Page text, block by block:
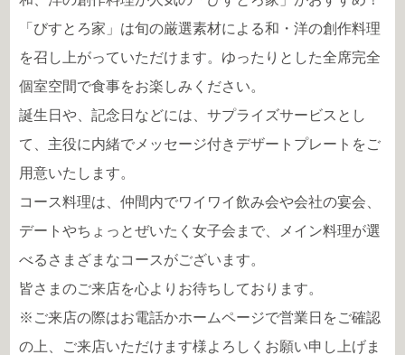
「びすとろ家」は旬の厳選素材による和・洋の創作料理
を召し上がっていただけます。ゆったりとした全席完全
個室空間で食事をお楽しみください。
誕生日や、記念日などには、サプライズサービスとし
て、主役に内緒でメッセージ付きデザートプレートをご
用意いたします。
コース料理は、仲間内でワイワイ飲み会や会社の宴会、
デートやちょっとぜいたく女子会まで、メイン料理が選
べるさまざまなコースがございます。
皆さまのご来店を心よりお待ちしております。
※ご来店の際はお電話かホームページで営業日をご確認
の上、ご来店いただけます様よろしくお願い申し上げま